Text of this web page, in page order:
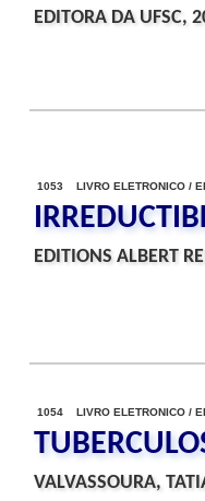
EDITORA DA UFSC,
1053 LIVRO ELETRONICO /
EDITIONS ALBERT
1054 LIVRO ELETRONICO /
VALVASSOURA,